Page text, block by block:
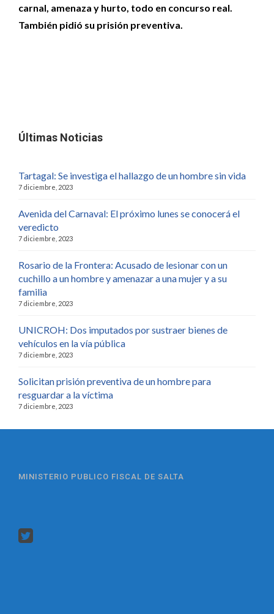
carnal, amenaza y hurto, todo en concurso real.
También pidió su prisión preventiva.
Últimas Noticias
Tartagal: Se investiga el hallazgo de un hombre sin vida
7 diciembre, 2023
Avenida del Carnaval: El próximo lunes se conocerá el
veredicto
7 diciembre, 2023
Rosario de la Frontera: Acusado de lesionar con un
cuchillo a un hombre y amenazar a una mujer y a su
familia
7 diciembre, 2023
UNICROH: Dos imputados por sustraer bienes de
vehículos en la vía pública
7 diciembre, 2023
Solicitan prisión preventiva de un hombre para
resguardar a la víctima
7 diciembre, 2023
MINISTERIO PUBLICO FISCAL DE SALTA